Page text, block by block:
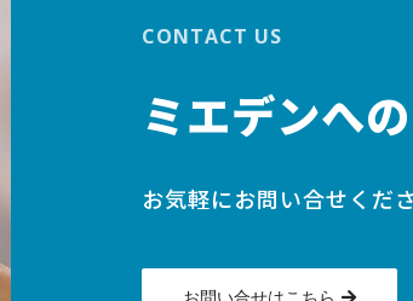
CONTACT US
ミエデンへ
お気軽にお問い合せくださ